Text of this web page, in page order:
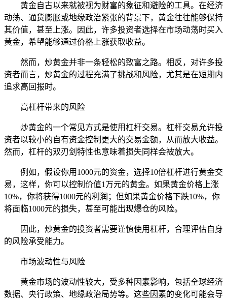
黄金自古以来就被视为财富的象征和避险的工具。在经济
动荡、通货膨胀或地缘政治紧张的背景下，黄金往往能够保持
其价值，甚至上涨。因此，许多投资者选择在市场动荡时买入
黄金，希望能够通过价格上涨获取收益。
然而，炒黄金并非一条轻松的致富之路。相反，对许多投
资者而言，炒黄金的过程充满了挑战和风险，尤其是在短期内
追求高回报时。
高杠杆带来的风险
炒黄金的一个常见方式是使用杠杆交易。杠杆交易允许投
资者以较小的自有资金控制更大的交易金额，从而放大收益。
然而，杠杆的双刃剑特性也意味着损失同样会被放大。
例如，假设你用1000元的资金，选择10倍杠杆进行黄金交
易，这样，你可以控制价值1万元的黄金。如果黄金价格上涨
10%，你将获得1000元的利润；但如果黄金价格下跌10%，你
将面临1000元的损失，甚至可能出现爆仓的风险。
因此，炒黄金的投资者需要谨慎使用杠杆，合理评估自身
的风险承受能力。
市场波动性与风险
黄金市场的波动性较大，受多种因素影响，包括全球经济
数据、央行政策、地缘政治局势等。这些因素的变化可能会导